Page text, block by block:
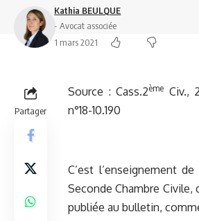
Kathia BEULQUE
- Avocat associée
1 mars 2021
Partager
Source : Cass.2ème Civ.,
n°18-10.190
C’est l’enseignement
Seconde Chambre
publiée au bulletin,